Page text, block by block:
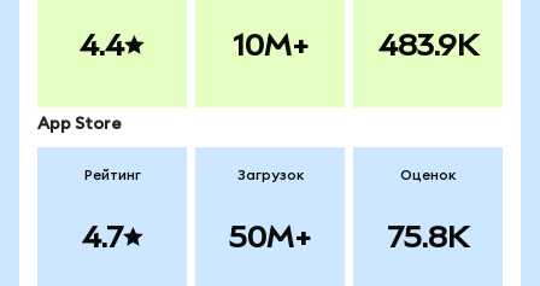
4.4 10M+ 483.9K
App Store
Рейтинг
4.7
Загрузок
50M+
Оценок
75.8K